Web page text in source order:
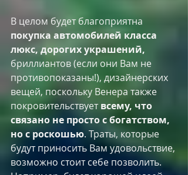
В целом будет благоприятна
покупка автомобилей класса
люкс, дорогих украшений,
бриллиантов (если они Вам не
противопоказаны!), дизайнерских
вещей, поскольку Венера также
покровительствует всему, что
связано не просто с богатством,
но с роскошью. Траты, которые
будут приносить Вам удовольствие,
возможно стоит себе позволить.